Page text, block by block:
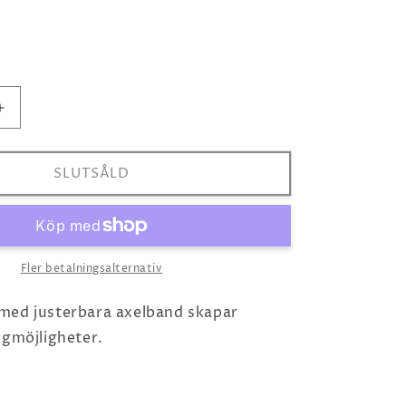
Öka
Klänning
Sage
SLUTSÅLD
Fler betalningsalternativ
justerbara axelband skapar